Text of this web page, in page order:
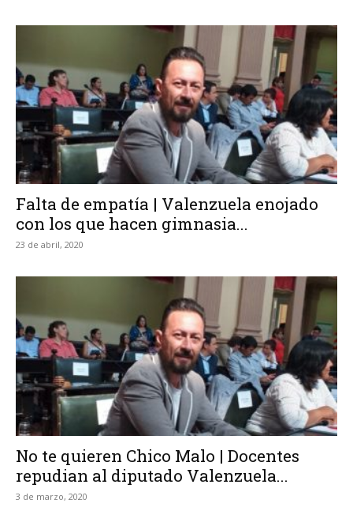
Falta de empatía | Valenzuela enojado
con los que hacen gimnasia...
23 de abril, 2020
No te quieren Chico Malo | Docentes
repudian al diputado Valenzuela...
3 de marzo, 2020